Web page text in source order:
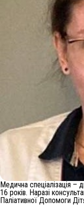
Медична спеціалізація –
16 років. Наразі
Паліативної Допомоги